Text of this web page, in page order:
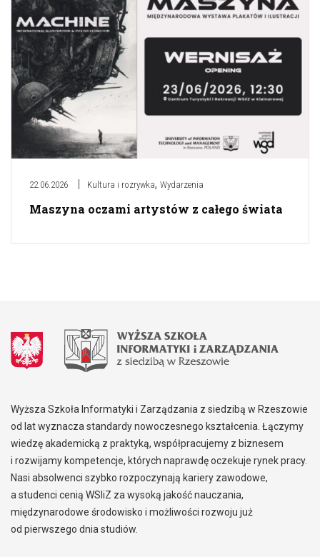
22.06.2026 Kultura i rozrywka, Wydarzenia
Maszyna oczami artystów z całego świata
Wyższa Szkoła Informatyki i Zarządzania z siedzibą w Rzeszowie
od lat wyznacza standardy nowoczesnego kształcenia. Łączymy
wiedzę akademicką z praktyką, współpracujemy z biznesem
i rozwijamy kompetencje, których naprawdę oczekuje rynek pracy.
Nasi absolwenci szybko rozpoczynają kariery zawodowe,
a studenci cenią WSIiZ za wysoką jakość nauczania,
międzynarodowe środowisko i możliwości rozwoju już
od pierwszego dnia studiów.